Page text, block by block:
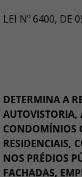
LEI Nº 6400, DE
DETERMINA A
AUTOVISTORIA,
CONDOMÍNIOS
RESIDENCIAIS,
NOS PRÉDIOS
FACHADAS,